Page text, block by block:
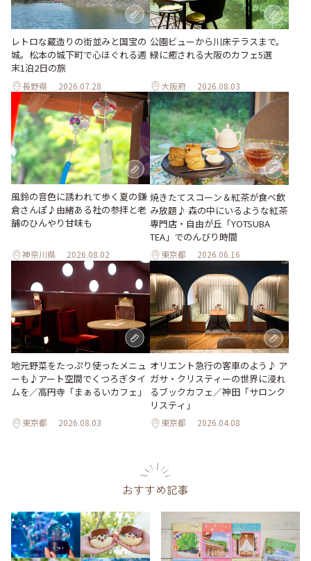
レトロな蔵造りの街並みと国宝の
城。松本の城下町で心ほぐれる週
末1泊2日の旅
長野県 2026.07.28
公園ビューから川床テラスまで。
緑に癒される大阪のカフェ5選
大阪府 2026.08.03
風鈴の音色に誘われて歩く夏の鎌
倉さんぽ♪由緒ある社の参拝と老
舗のひんやり甘味も
神奈川県 2026.08.02
焼きたてスコーン＆紅茶が食べ飲
み放題♪ 森の中にいるような紅茶
専門店・自由が丘「YOTSUBA
TEA」でのんびり時間
東京都 2026.06.16
地元野菜をたっぷり使ったメニュ
ーも♪アート空間でくつろぎタイ
ムを／高円寺「まぁるいカフェ」
東京都 2026.08.03
オリエント急行の客車のよう♪ ア
ガサ・クリスティーの世界に浸れ
るブックカフェ／神田「サロンク
リスティ」
東京都 2026.04.08
おすすめ記事